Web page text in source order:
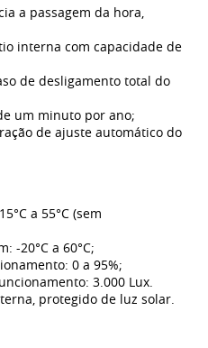
a passagem da hora,
interna com capacidade de
de desligamento total do
um minuto por ano;
de ajuste automático do
a 55°C (sem
-20°C a 60°C;
0 a 95%;
3.000 Lux.
protegido de luz solar.